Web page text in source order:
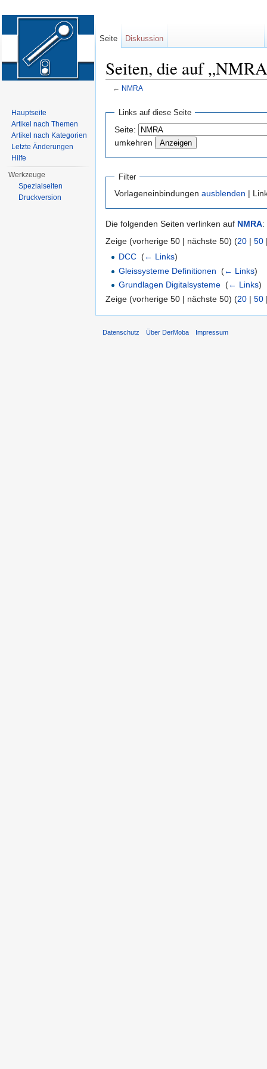
Seiten, die auf
← NMRA
Links auf diese Seite
Seite:
umkehren
Filter
Vorlageneinbindungen ausblenden |
Die folgenden Seiten verlinken auf NMRA:
Zeige (vorherige 50 | nächste 50) (20 | 50
DCC (← Links)
Gleissysteme Definitionen
(← Links)
Grundlagen Digitalsysteme (← Links)
Zeige (vorherige 50 | nächste 50) (20 | 50
Seite Diskussion
Hauptseite
Artikel nach Themen
Artikel nach Kategorien
Letzte Änderungen
Hilfe
Werkzeuge
Spezialseiten
Druckversion
Datenschutz Über DerMoba Impressum